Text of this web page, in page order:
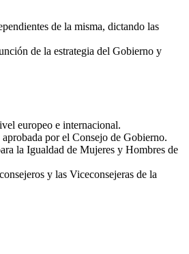
de la misma, dictando las
de la estrategia del Gobierno y
europeo e internacional.
por el Consejo de Gobierno.
la Igualdad de Mujeres y Hombres de
y las Viceconsejeras de la